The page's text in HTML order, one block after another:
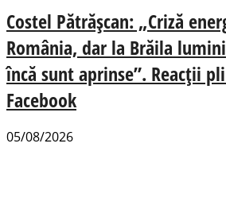
Costel Pătrășcan: „Criză
România, dar la Brăila
încă sunt aprinse”. Reacții
Facebook
05/08/2026